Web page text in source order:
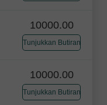
10000.00
Tunjukkan Butiran
10000.00
Tunjukkan Butiran